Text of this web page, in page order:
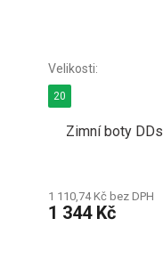
Zimní boty
1 110,74 Kč bez DPH
1 344 Kč
20